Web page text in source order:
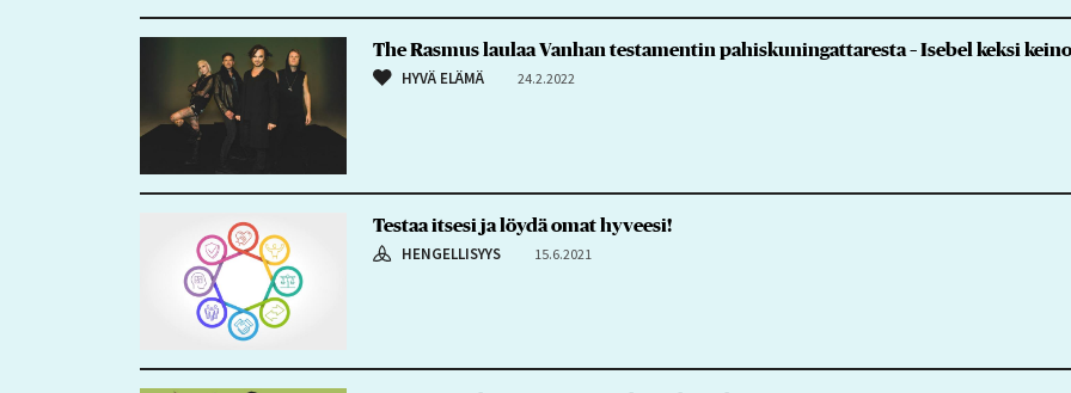
The Rasmus laulaa Vanhan testamentin pahiskuningattaresta – Isebel keksi
HYVÄ ELÄMÄ 24.2.2022
Testaa itsesi ja löydä omat hyveesi!
HENGELLISYYS 15.6.2021